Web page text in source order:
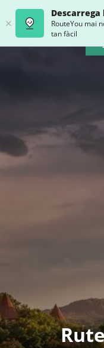
Descarrega
RouteYou mai
tan fàcil